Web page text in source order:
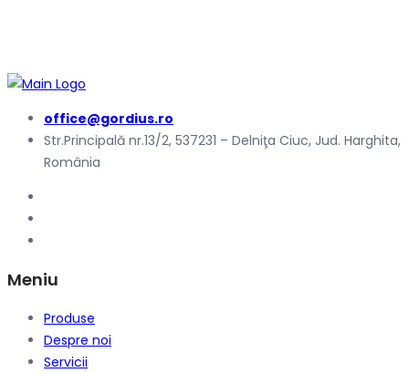
office@gordius.ro
Str.Principală nr.13/2, 537231 – Delniţa Ciuc, Jud. Harghita,
România
Meniu
Produse
Despre noi
Servicii